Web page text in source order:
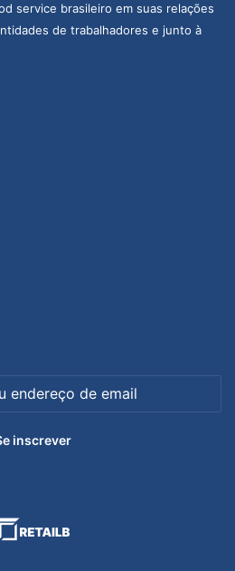
service brasileiro em suas relações
de trabalhadores e junto à